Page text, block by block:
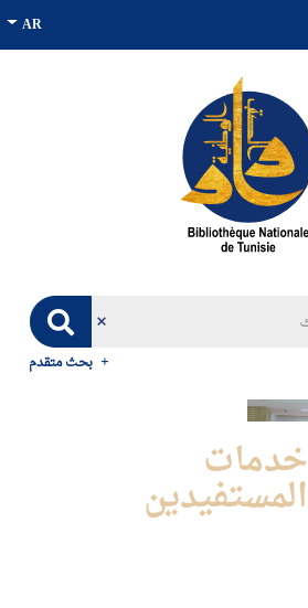
بحث متقدم
خدمات
المستفيدين